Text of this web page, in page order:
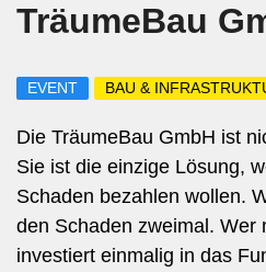
TräumeBau
EVENT BAU &
Die TräumeBau GmbH ist
Sie ist die einzige Lösung,
Schaden bezahlen wollen.
den Schaden zweimal. Wer
investiert einmalig in das